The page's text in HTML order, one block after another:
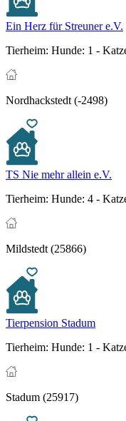
Ein Herz für Streuner e.V.
Tierheim: Hunde: 1 -
Nordhackstedt (-2498)
TS Nie mehr allein e.V.
Tierheim: Hunde: 4 -
Mildstedt (25866)
Tierpension Stadum
Tierheim: Hunde: 1 -
Stadum (25917)